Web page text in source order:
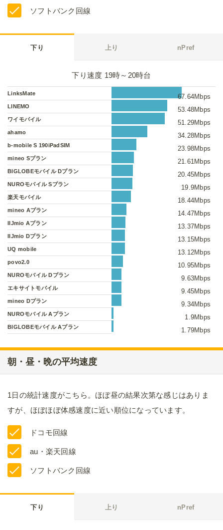
ソフトバンク回線
下り 上り nPref
下り速度 19時～20時台
LinksMate 67.64Mbps
LINEMO 53.48Mbps
ワイモバイル 51.29Mbps
ahamo 34.28Mbps
b-mobile S 190iPadSIM 23.98Mbps
mineo Sプラン 21.61Mbps
BIGLOBEモバイル Dプラン 20.45Mbps
NUROモバイル Sプラン 19.9Mbps
楽天モバイル 18.44Mbps
mineo Aプラン 14.47Mbps
IIJmio Aプラン 13.37Mbps
IIJmio Dプラン 13.15Mbps
UQ mobile 13.12Mbps
povo2.0 10.95Mbps
NUROモバイル Dプラン 9.63Mbps
エキサイトモバイル 9.45Mbps
mineo Dプラン 9.34Mbps
NUROモバイル Aプラン 1.9Mbps
BIGLOBEモバイル Aプラン 1.79Mbps
朝・昼・晩の平均速度
1日の統計速度がこちら。ほぼ昼の結果次第な感じはありま
すが、ほぼほぼ体感速度に近い順位になっています。
ドコモ回線
au・楽天回線
ソフトバンク回線
下り 上り nPref